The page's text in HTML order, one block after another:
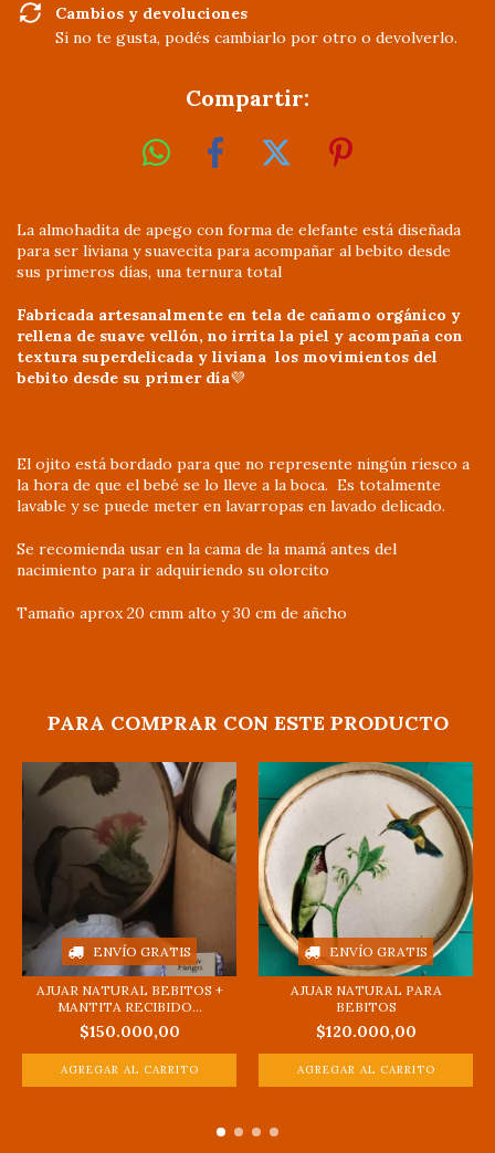
Cambios y devoluciones
Si no te gusta, podés cambiarlo por otro o devolverlo.
Compartir:
La almohadita de apego con forma de elefante está diseñada
para ser liviana y suavecita para acompañar al bebito desde
sus primeros días, una ternura total
Fabricada artesanalmente en tela de cañamo orgánico y
rellena de suave vellón, no irrita la piel y acompaña con
textura superdelicada y liviana los movimientos del
bebito desde su primer día💜
El ojito está bordado para que no represente ningún riesco a
la hora de que el bebé se lo lleve a la boca. Es totalmente
lavable y se puede meter en lavarropas en lavado delicado.
Se recomienda usar en la cama de la mamá antes del
nacimiento para ir adquiriendo su olorcito
Tamaño aprox 20 cmm alto y 30 cm de añcho
PARA COMPRAR CON ESTE PRODUCTO
ENVÍO GRATIS
AJUAR NATURAL BEBITOS +
MANTITA RECIBIDO...
$150.000,00
ENVÍO GRATIS
AJUAR NATURAL PARA
BEBITOS
$120.000,00